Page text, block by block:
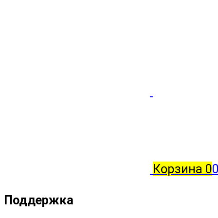
Корзина 0
Поддержка